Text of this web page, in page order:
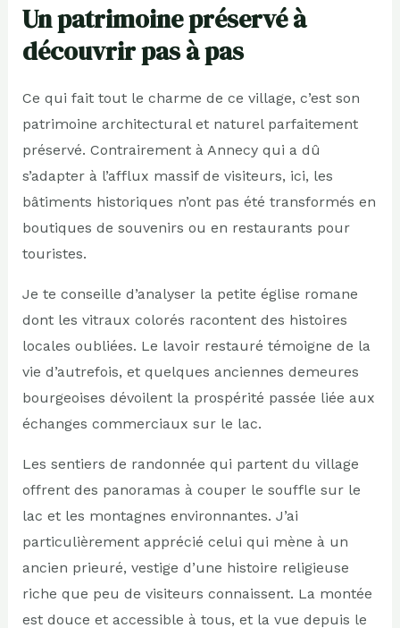
Un patrimoine préservé à
découvrir pas à pas
Ce qui fait tout le charme de ce village, c’est son
patrimoine architectural et naturel parfaitement
préservé. Contrairement à Annecy qui a dû
s’adapter à l’afflux massif de visiteurs, ici, les
bâtiments historiques n’ont pas été transformés en
boutiques de souvenirs ou en restaurants pour
touristes.
Je te conseille d’analyser la petite église romane
dont les vitraux colorés racontent des histoires
locales oubliées. Le lavoir restauré témoigne de la
vie d’autrefois, et quelques anciennes demeures
bourgeoises dévoilent la prospérité passée liée aux
échanges commerciaux sur le lac.
Les sentiers de randonnée qui partent du village
offrent des panoramas à couper le souffle sur le
lac et les montagnes environnantes. J’ai
particulièrement apprécié celui qui mène à un
ancien prieuré, vestige d’une histoire religieuse
riche que peu de visiteurs connaissent. La montée
est douce et accessible à tous, et la vue depuis le